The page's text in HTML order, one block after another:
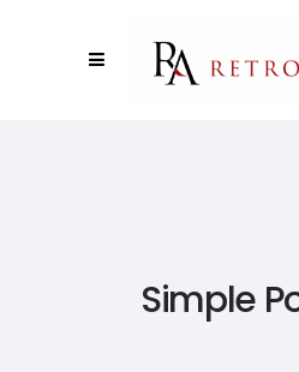
Simple